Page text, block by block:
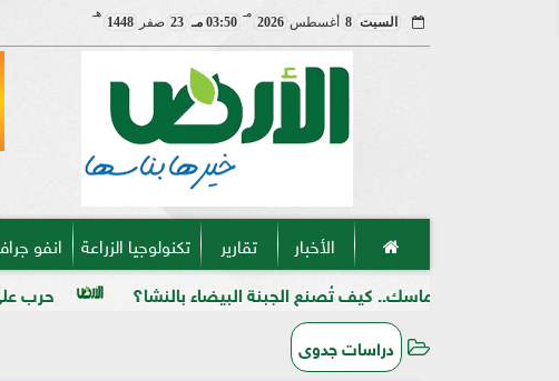
السبت 8 أغسطس2026
مـ
03:50 مـ 23 صفر 1448
هـ
الأخبار تقارير تكنولوجيا الزراعة انفو
حرب على السوق كيف تُصنع الجبنة البيضاء بالنشا؟
دراسات جدوى